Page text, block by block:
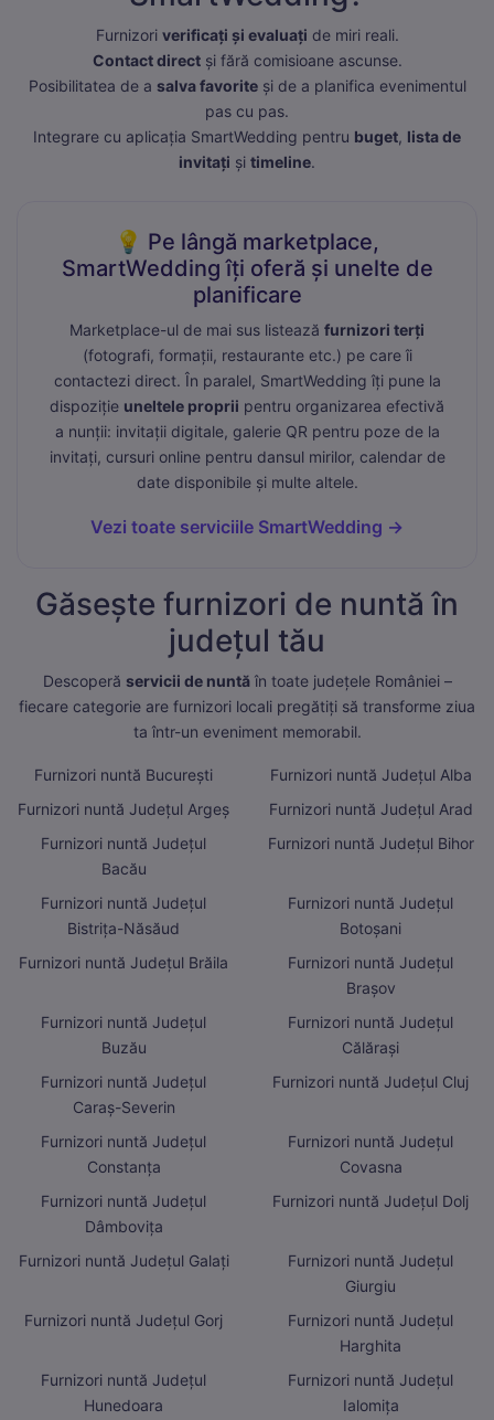
Furnizori verificați și evaluați de miri reali.
Contact directși fără comisioane ascunse.
Posibilitatea de a salva favoriteși de a planifica evenimentul
pas cu pas.
Integrare cu aplicația SmartWedding pentru buget, lista de
invitați și timeline.
💡 Pe lângă marketplace,
SmartWedding îți oferă și unelte de
planificare
Marketplace-ul de mai sus listează furnizori terți
(fotografi, formații, restaurante etc.) pe care îi
contactezi direct. În paralel, SmartWedding îți pune la
dispoziție uneltele proprii pentru organizarea efectivă
a nunții: invitații digitale, galerie QR pentru poze de la
invitați, cursuri online pentru dansul mirilor, calendar de
date disponibile și multe altele.
Vezi toate serviciile SmartWedding →
Găsește furnizori de nuntă în
județul tău
Descoperă servicii de nuntăîn toate județele României –
fiecare categorie are furnizori locali pregătiți să transforme ziua
ta într-un eveniment memorabil.
Furnizori nuntă București
Furnizori nuntă Județul Alba
Furnizori nuntă Județul Argeș
Furnizori nuntă Județul Arad
Furnizori nuntă Județul
Bacău
Furnizori nuntă Județul Bihor
Furnizori nuntă Județul
Bistrița-Năsăud
Furnizori nuntă Județul
Botoșani
Furnizori nuntă Județul Brăila
Furnizori nuntă Județul
Brașov
Furnizori nuntă Județul
Buzău
Furnizori nuntă Județul
Călărași
Furnizori nuntă Județul
Caraș-Severin
Furnizori nuntă Județul Cluj
Furnizori nuntă Județul
Constanța
Furnizori nuntă Județul
Covasna
Furnizori nuntă Județul
Dâmbovița
Furnizori nuntă Județul Dolj
Furnizori nuntă Județul Galați
Furnizori nuntă Județul
Giurgiu
Furnizori nuntă Județul Gorj
Furnizori nuntă Județul
Harghita
Furnizori nuntă Județul
Hunedoara
Furnizori nuntă Județul
Ialomița
Necesare Mereu active
Aceste cookie-uri sunt esențiale pentru funcționarea site-
Statistici
Cookie-urile de statistici ne ajută să înțelegem cum
interacționezi cu site-ul, colectând informații anonime.
Folosim Google Analytics prin Google Tag Manager.
Marketing
Cookie-urile de marketing sunt folosite pentru a urmări
vizitatorii pe site-uri web și a afișa reclame relevante.
Folosim Meta (Facebook) Pixel și TikTok Pixel.